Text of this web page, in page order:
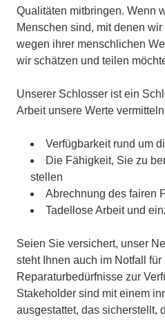
Qualitäten mitbringen. Wenn
Menschen sind, mit denen
wegen ihrer menschlichen
wir schätzen und teilen
Unserer Schlosser ist ein
Arbeit unsere Werte
Verfügbarkeit rund um
Die Fähigkeit, Sie zu
stellen
Abrechnung des fairen
Tadellose Arbeit und
Seien Sie versichert, unser
steht Ihnen auch im Notfall
Reparaturbedürfnisse zur
Stakeholder sind mit einem
ausgestattet, das sicherstellt,